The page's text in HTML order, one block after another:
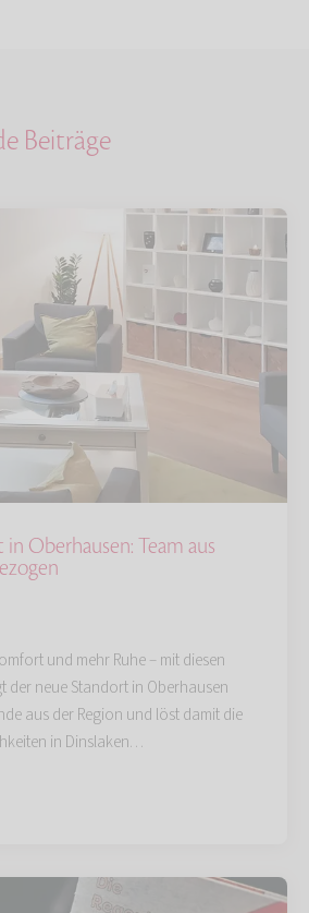
Beiträge
Oberhausen: Team aus
und mehr Ruhe – mit diesen
der neue Standort in Oberhausen
aus der Region und löst damit die
in Dinslaken…